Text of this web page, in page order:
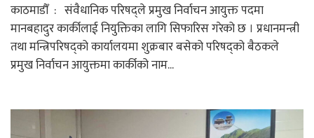
काठमाडौँ : संवैधानिक परिषद्ले प्रमुख निर्वाचन आयुक्त पदमा
मानबहादुर कार्कीलाई नियुक्तिका लागि सिफारिस गरेको छ । प्रधानमन्त्री
तथा मन्त्रिपरिषद्को कार्यालयमा शुक्रबार बसेको परिषद्को बैठकले
प्रमुख निर्वाचन आयुक्तमा कार्कीको नाम...